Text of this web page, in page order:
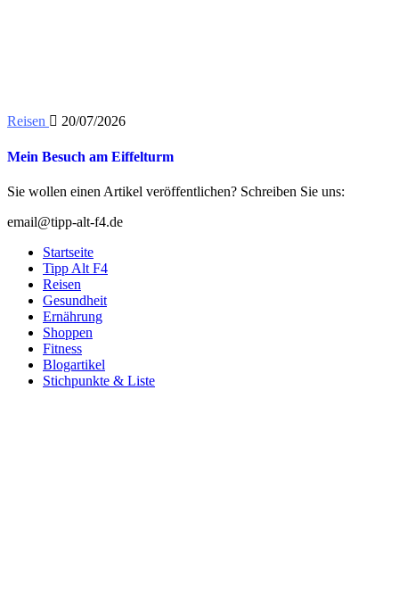
Reisen 20/07/2026
Mein Besuch am Eiffelturm
Sie wollen einen Artikel veröffentlichen? Schreiben Sie uns:
email@tipp-alt-f4.de
Startseite
Tipp Alt F4
Reisen
Gesundheit
Ernährung
Shoppen
Fitness
Blogartikel
Stichpunkte & Liste